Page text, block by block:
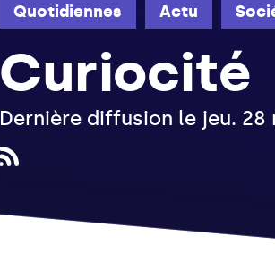
Quotidiennes Actu
Curiocité
Dernière diffusion le jeu. 28